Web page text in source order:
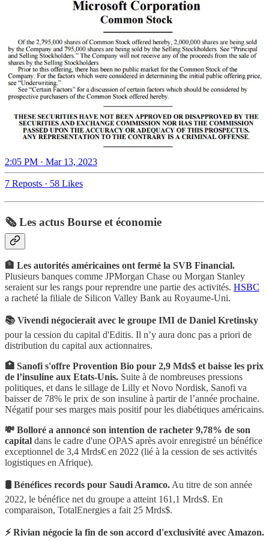
2:05 PM · Mar 13, 2023
7 Reposts · 58 Likes
🗞️ Les actus Bourse et économie
🏦 Les autorités américaines ont fermé la SVB Financial.
Plusieurs banques comme JPMorgan Chase ou Morgan Stanley
seraient sur les rangs pour reprendre une partie des activités. HSBC
a racheté la filiale de Silicon Valley Bank au Royaume-Uni.
📚 Vivendi négocierait avec le groupe IMI de Daniel Kretinsky
pour la cession du capital d'Editis. Il n’y aura donc pas a priori de
distribution du capital aux actionnaires.
🏥 Sanofi s'offre Provention Bio pour 2,9 Mds$ et baisse les prix
de l’insuline aux Etats-Unis. Suite à de nombreuses pressions
politiques, et dans le sillage de Lilly et Novo Nordisk, Sanofi va
baisser de 78% le prix de son insuline à partir de l’année prochaine.
Négatif pour ses marges mais positif pour les diabétiques américains.
💸 Bolloré a annoncé son intention de racheter 9,78% de son
capital dans le cadre d'une OPAS après avoir enregistré un bénéfice
exceptionnel de 3,4 Mrds€ en 2022 (lié à la cession de ses activités
logistiques en Afrique).
🛢 Bénéfices records pour Saudi Aramco. Au titre de son année
2022, le bénéfice net du groupe a atteint 161,1 Mrds$. En
comparaison, TotalEnergies a fait 25 Mrds$.
⚡️ Rivian négocie la fin de son accord d'exclusivité avec Amazon.